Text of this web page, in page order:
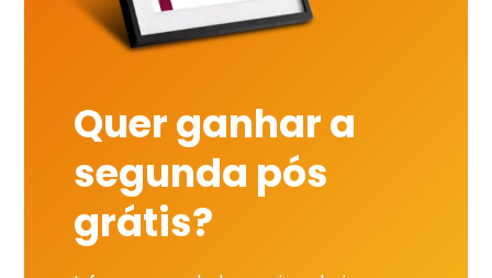
Quer ganhar a
segunda pós
grátis?